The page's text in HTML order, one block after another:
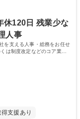
休120日 残業少な
人事
を支える人事・総務をお任せ
は制度改定などのコア業務
支援あり